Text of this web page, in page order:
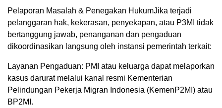
Pelaporan Masalah & Penegakan HukumJika terjadi
pelanggaran hak, kekerasan, penyekapan, atau P3MI tidak
bertanggung jawab, penanganan dan pengaduan
dikoordinasikan langsung oleh instansi pemerintah terkait:
Layanan Pengaduan: PMI atau keluarga dapat melaporkan
kasus darurat melalui kanal resmi Kementerian
Pelindungan Pekerja Migran Indonesia (KemenP2MI) atau
BP2MI.